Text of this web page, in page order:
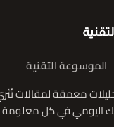
الموسوعة التقنية
معمقة لمقالات
اليومي في كل